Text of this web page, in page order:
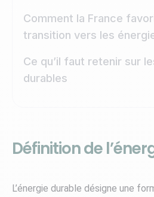
Comment la France
transition vers les
Ce qu’il faut retenir sur
durables
Définition de
L’énergie durable désigne une